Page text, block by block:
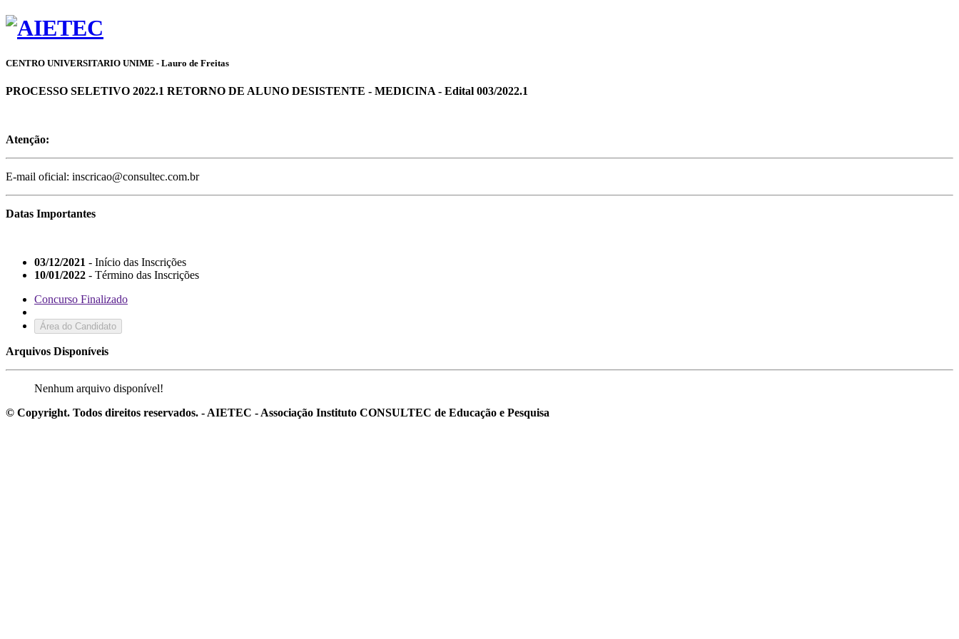
CENTRO UNIVERSITARIO UNIME - Lauro de Freitas
PROCESSO SELETIVO 2022.1 RETORNO DE ALUNO DESISTENTE - MEDICINA - Edital 003/2022.1
Atenção:
E-mail oficial: inscricao@consultec.com.br
Datas Importantes
03/12/2021 - Início das Inscrições
10/01/2022 - Término das Inscrições
Concurso Finalizado
Área do Candidato
Arquivos Disponíveis
Nenhum arquivo disponível!
© Copyright. Todos direitos reservados. - AIETEC - Associação Instituto CONSULTEC de Educação e Pesquisa